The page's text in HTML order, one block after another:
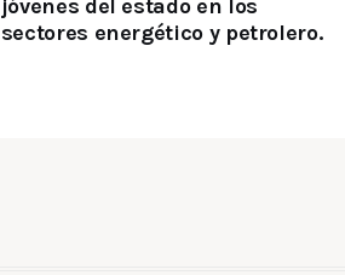
jóvenes del estado en los
sectores energético y petrolero.